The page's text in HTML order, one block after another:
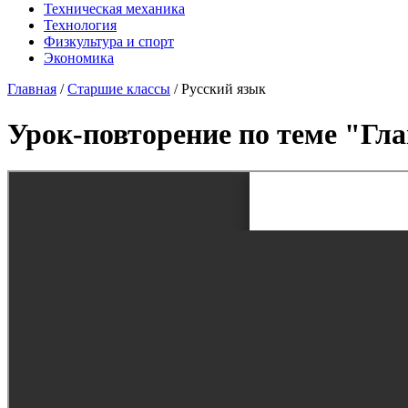
Техническая механика
Технология
Физкультура и спорт
Экономика
Главная /Старшие классы /Русский язык
Урок-повторение по теме